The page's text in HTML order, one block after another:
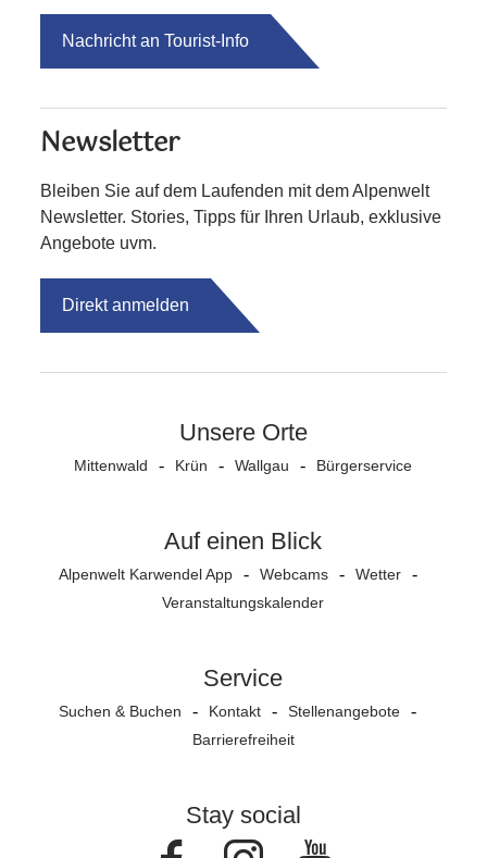
Nachricht an Tourist-Info
Newsletter
Bleiben Sie auf dem Laufenden mit dem Alpenwelt
Newsletter. Stories, Tipps für Ihren Urlaub, exklusive
Angebote uvm.
Direkt anmelden
Unsere Orte
Mittenwald Krün Wallgau Bürgerservice
Auf einen Blick
Alpenwelt Karwendel App Webcams
Wetter
Veranstaltungs­kalender
Service
Suchen & Buchen Kontakt
Stellenangebote
Barrierefreiheit
Stay social
FacebookInstagram